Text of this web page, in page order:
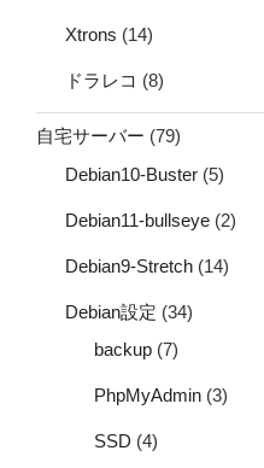
Xtrons (14)
ドラレコ (8)
自宅サーバー (79)
Debian10-Buster (5)
Debian11-bullseye (2)
Debian9-Stretch (14)
Debian設定 (34)
backup (7)
PhpMyAdmin (3)
SSD (4)